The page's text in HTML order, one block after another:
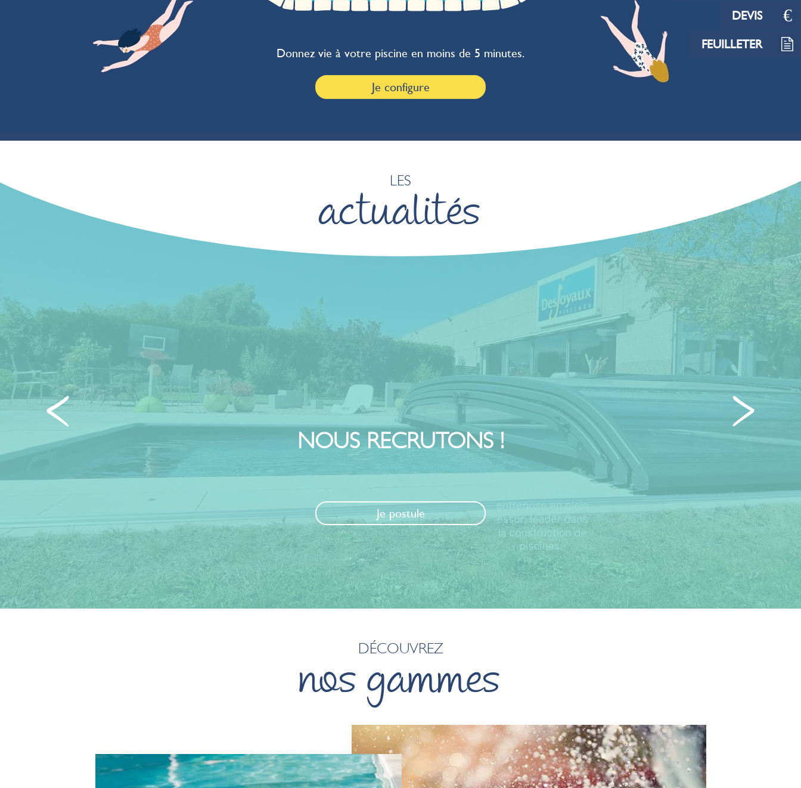
Donnez vie à votre piscine en moins de 5 minutes.
Je configure
LES
actualités
NOUS RECRUTONS !
Je postule
DÉCOUVREZ
nos gammes
€
DEVIS
FEUILLETER